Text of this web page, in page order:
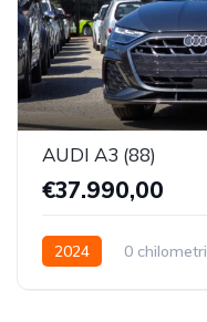
AUDI A3 (88)
€37.990,00
2024 0 chilometri